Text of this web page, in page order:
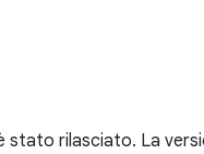
stato rilasciato. La